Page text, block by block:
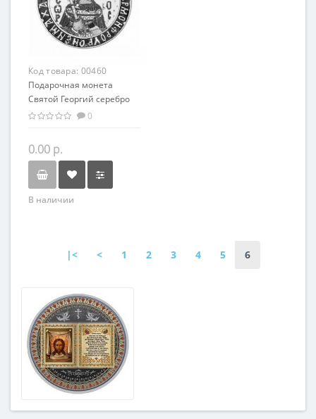
Код товара: 00460
Подарочная монета
Святой Георгий серебро
50.00 гр - из серии
Христианство
0
0.00 р.
В наличии
|< < 1 2 3 4 5 6